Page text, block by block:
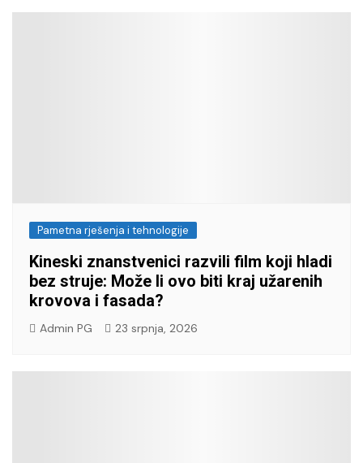
Pametna rješenja i tehnologije
Kineski znanstvenici razvili film koji hladi
bez struje: Može li ovo biti kraj užarenih
krovova i fasada?
Admin PG 23 srpnja, 2026